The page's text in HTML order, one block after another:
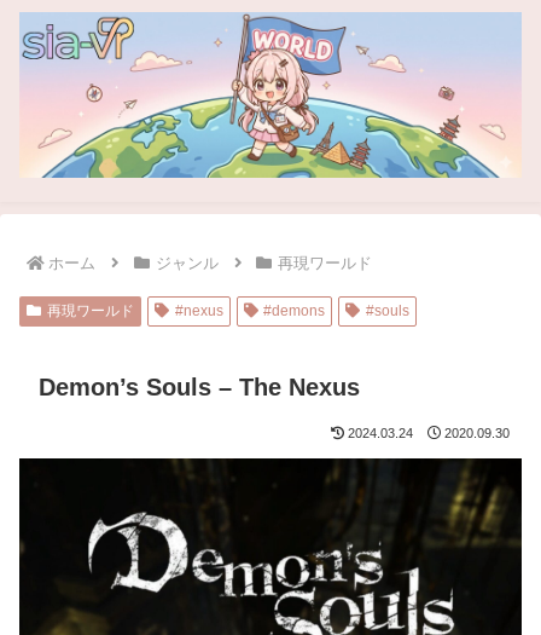
ホーム ジャンル 再現ワールド
再現ワールド #nexus #demons #souls
Demon’s Souls – The Nexus
2024.03.24 2020.09.30